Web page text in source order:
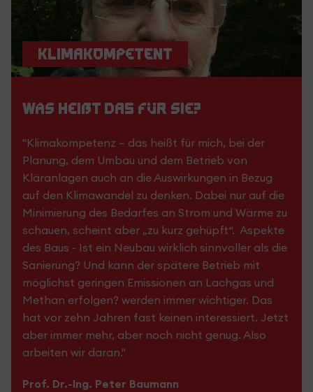
Klimakompetent
Was heißt das für Sie?
"Klimakompetenz – das heißt für mich, bei der
Planung, dem Umbau und dem Betrieb von
Kläranlagen auch an die Auswirkungen in Bezug
auf den Klimawandel zu denken. Dabei nur auf die
Minimierung des Bedarfes an Strom und Wärme zu
schauen, scheint aber „zu kurz gehüpft“. Aspekte
des Baus - Ist ein Neubau wirklich sinnvoller als die
Sanierung? Und kann der spätere Betrieb mit
möglichst geringen Emissionen an Lachgas und
Methan erfolgen? werden immer wichtiger. Das
hat vor zehn Jahren fast keinen interessiert. Jetzt
aber immer mehr, aber noch nicht genug. Also
arbeiten wir daran."
Prof. Dr.-Ing. Peter Baumann